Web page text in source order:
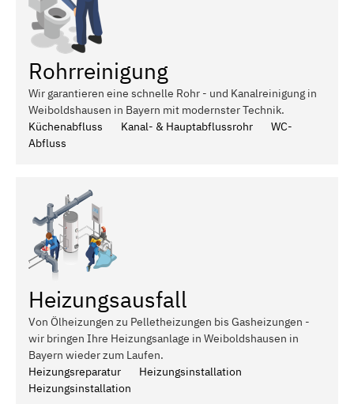
Rohrreinigung
Wir garantieren eine schnelle Rohr - und Kanalreinigung in
Weiboldshausen in Bayern mit modernster Technik.
Küchenabfluss
Kanal- & Hauptabflussrohr
WC-
Abfluss
Heizungsausfall
Von Ölheizungen zu Pelletheizungen bis Gasheizungen -
wir bringen Ihre Heizungsanlage in Weiboldshausen in
Bayern wieder zum Laufen.
Heizungsreparatur
Heizungsinstallation
Heizungsinstallation